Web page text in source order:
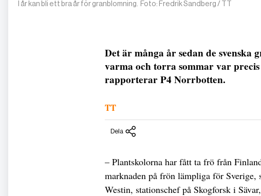
I år kan bli ett bra år för granblomning. Foto: Fredrik Sandberg / TT
Det är många år sedan de
varma och torra sommar var
rapporterar P4 Norrbotten.
TT
Dela
– Plantskolorna har fått ta frö från
marknaden på frön lämpliga för Sverige,
Westin, stationschef på Skogforsk i